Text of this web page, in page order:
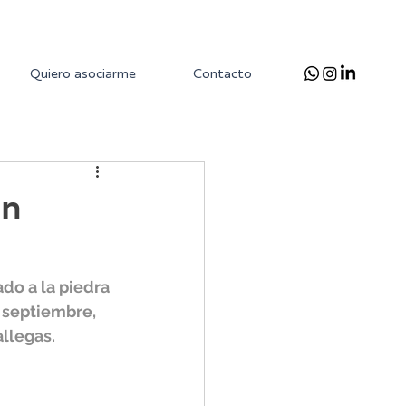
Quiero asociarme Contacto
a la piedra